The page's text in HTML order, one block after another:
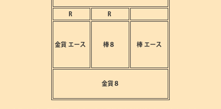
R R
金貨 エース 棒８ 棒 エース
金貨８